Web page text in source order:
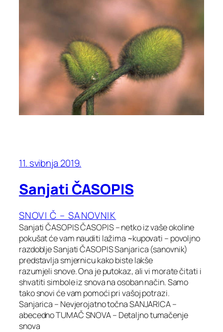
11. svibnja 2019.
Sanjati ČASOPIS
SNOVI Č – SANOVNIK
Sanjati ČASOPIS ČASOPIS – netko iz vaše okoline
pokušat će vam nauditi lažima ~kupovati – povoljno
razdoblje Sanjati ČASOPIS Sanjarica (sanovnik)
predstavlja smjernicu kako biste lakše
razumjeli snove. Ona je putokaz, ali vi morate čitati i
shvatiti simbole iz snova na osoban način. Samo
tako snovi će vam pomoći pri vašoj potrazi.
Sanjarica – Nevjerojatno točna SANJARICA –
abecedno TUMAČ SNOVA – Detaljno tumačenje
snova